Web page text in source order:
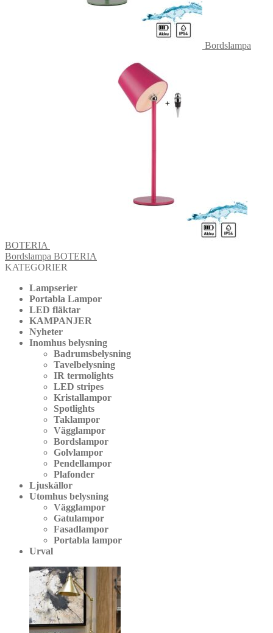
Bordslampa
BOTERIA
Bordslampa BOTERIA
KATEGORIER
Lampserier
Portabla Lampor
LED fläktar
KAMPANJER
Nyheter
Inomhus belysning
Badrumsbelysning
Tavelbelysning
IR termolights
LED stripes
Kristallampor
Spotlights
Taklampor
Vägglampor
Bordslampor
Golvlampor
Pendellampor
Plafonder
Ljuskällor
Utomhus belysning
Vägglampor
Gatulampor
Fasadlampor
Portabla lampor
Urval